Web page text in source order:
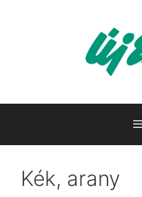
Kék, arany